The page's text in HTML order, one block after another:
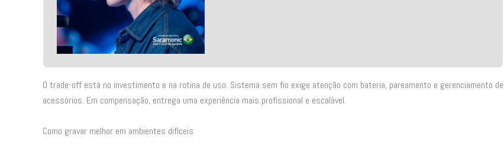
O trade-off está no investimento e na rotina de uso. Sistema sem fio exige atenção com bateria, pareamento e gerenciamento de
acessórios. Em compensação, entrega uma experiência mais profissional e escalável.
Como gravar melhor em ambientes difíceis